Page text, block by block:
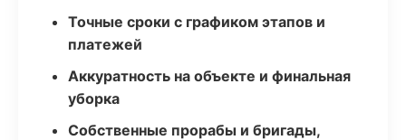
Точные сроки с графиком этапов и
платежей
Аккуратность на объекте и финальная
уборка
Собственные прорабы и бригады,